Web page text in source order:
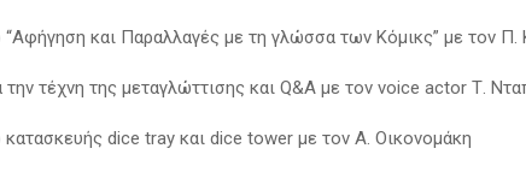
“Αφήγηση και Παραλλαγές με τη γλώσσα των Κόμικς” με τον Π.
την τέχνη της μεταγλώττισης και Q&A με τον voice actor Τ.
dice tray και dice tower με τον Α. Οικονομάκη